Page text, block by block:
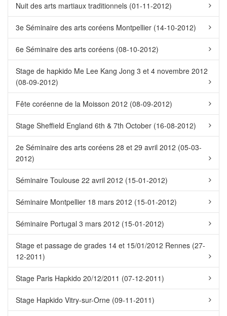
Nuit des arts martiaux traditionnels (01-11-2012)
3e Séminaire des arts coréens Montpellier (14-10-2012)
6e Séminaire des arts coréens (08-10-2012)
Stage de hapkido Me Lee Kang Jong 3 et 4 novembre 2012
(08-09-2012)
Fête coréenne de la Moisson 2012 (08-09-2012)
Stage Sheffield England 6th & 7th October (16-08-2012)
2e Séminaire des arts coréens 28 et 29 avril 2012 (05-03-
2012)
Séminaire Toulouse 22 avril 2012 (15-01-2012)
Séminaire Montpellier 18 mars 2012 (15-01-2012)
Séminaire Portugal 3 mars 2012 (15-01-2012)
Stage et passage de grades 14 et 15/01/2012 Rennes (27-
12-2011)
Stage Paris Hapkido 20/12/2011 (07-12-2011)
Stage Hapkido Vitry-sur-Orne (09-11-2011)